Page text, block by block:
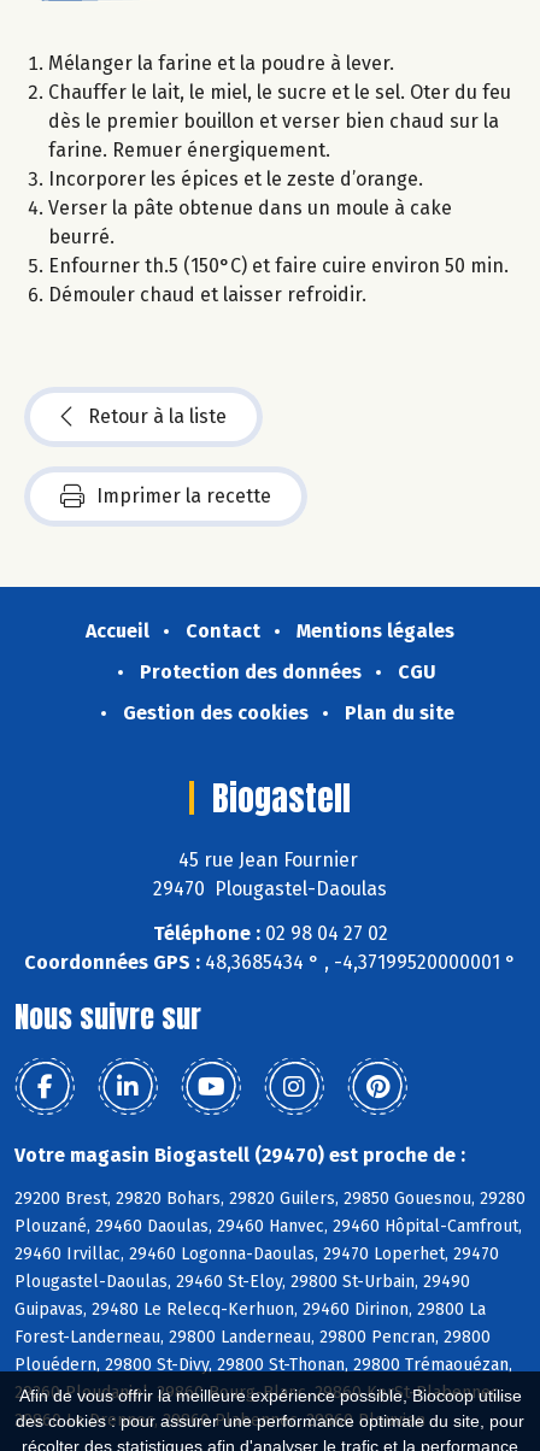
Afin de vous offrir la meilleure expérience possible, Biocoop utilise
des cookies : pour assurer une performance optimale du site, pour
récolter des statistiques afin d'analyser le trafic et la performance
Mélanger la farine et la poudre à lever.
Chauffer le lait, le miel, le sucre et le sel. Oter du feu
dès le premier bouillon et verser bien chaud sur la
farine. Remuer énergiquement.
Incorporer les épices et le zeste d’orange.
Verser la pâte obtenue dans un moule à cake
beurré.
Enfourner th.5 (150°C) et faire cuire environ 50 min.
Démouler chaud et laisser refroidir.
Retour à la liste
Imprimer la recette
Accueil Contact
Mentions légales
Protection des données
CGU
Gestion des cookies
Plan du site
Biogastell
45 rue Jean Fournier
29470 Plougastel-Daoulas
Téléphone :02 98 04 27 02
Coordonnées GPS : 48,3685434 ° , -4,37199520000001 °
Nous suivre sur
Votre magasin Biogastell (29470) est proche de :
29200 Brest, 29820 Bohars, 29820 Guilers, 29850 Gouesnou, 29280
Plouzané, 29460 Daoulas, 29460 Hanvec, 29460 Hôpital-Camfrout,
29460 Irvillac, 29460 Logonna-Daoulas, 29470 Loperhet, 29470
Plougastel-Daoulas, 29460 St-Eloy, 29800 St-Urbain, 29490
Guipavas, 29480 Le Relecq-Kerhuon, 29460 Dirinon, 29800 La
Forest-Landerneau, 29800 Landerneau, 29800 Pencran, 29800
Plouédern, 29800 St-Divy, 29800 St-Thonan, 29800 Trémaouézan,
29260 Ploudaniel, 29860 Bourg-Blanc, 29860 KerSt-Plabennec,
29860 Le Drennec, 29860 Plabennec, 29860 Plouvien